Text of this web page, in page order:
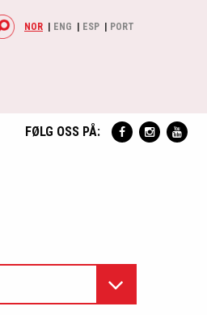
NOR ENG ESP PORT
FØLG OSS PÅ: